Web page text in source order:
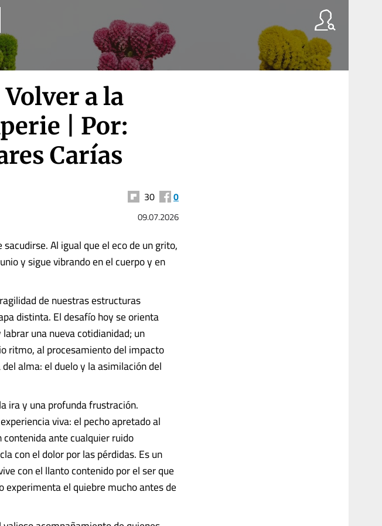
a la
| Por:
Carías
30 0
09.07.2026
Al igual que el eco de un grito,
y sigue vibrando en el cuerpo y en
de nuestras estructuras
distinta. El desafío hoy se orienta
una nueva cotidianidad; un
ritmo, al procesamiento del impacto
alma: el duelo y la asimilación del
ira y una profunda frustración.
viva: el pecho apretado al
ante cualquier ruido
con el dolor por las pérdidas. Es un
con el llanto contenido por el ser que
experimenta el quiebre mucho antes de